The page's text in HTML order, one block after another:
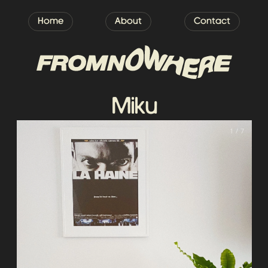
Home About Contact
Miku
1 / 7